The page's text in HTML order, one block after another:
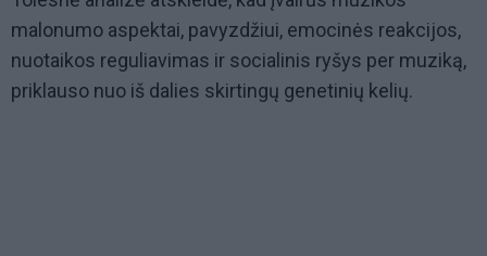
malonumo aspektai, pavyzdžiui, emocinės reakcijos,
nuotaikos reguliavimas ir socialinis ryšys per muziką,
priklauso nuo iš dalies skirtingų genetinių kelių.